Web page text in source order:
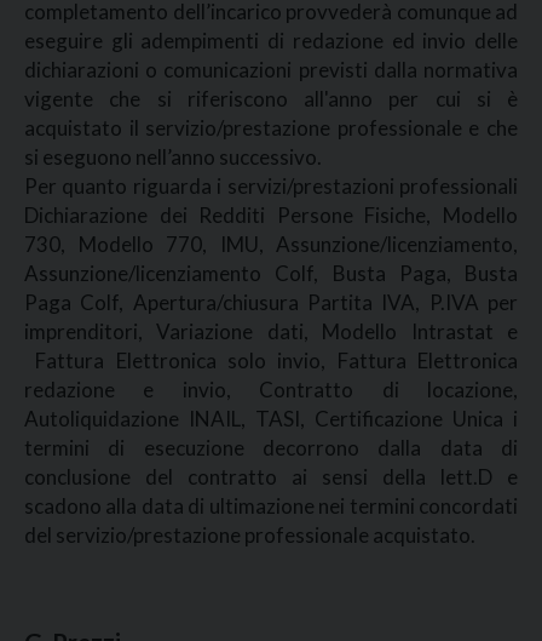
completamento dell’incarico provvederà comunque ad
eseguire gli adempimenti di redazione ed invio delle
dichiarazioni o comunicazioni previsti dalla normativa
vigente che si riferiscono all'anno per cui si è
acquistato il servizio/prestazione professionale e che
si eseguono nell’anno successivo.
Per quanto riguarda i servizi/prestazioni professionali
Dichiarazione dei Redditi Persone Fisiche, Modello
730, Modello 770, IMU, Assunzione/licenziamento,
Assunzione/licenziamento Colf, Busta Paga, Busta
Paga Colf, Apertura/chiusura Partita IVA, P.IVA per
imprenditori, Variazione dati, Modello Intrastat e
Fattura Elettronica solo invio, Fattura Elettronica
redazione e invio, Contratto di locazione,
Autoliquidazione INAIL, TASI, Certificazione Unica i
termini di esecuzione decorrono dalla data di
conclusione del contratto ai sensi della lett.D e
scadono alla data di ultimazione nei termini concordati
del servizio/prestazione professionale acquistato.